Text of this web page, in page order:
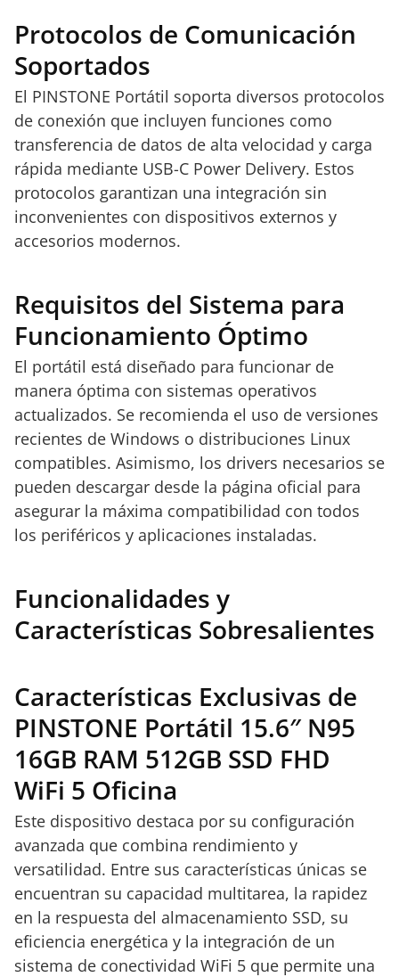
Protocolos de Comunicación
Soportados
El PINSTONE Portátil soporta diversos protocolos
de conexión que incluyen funciones como
transferencia de datos de alta velocidad y carga
rápida mediante USB-C Power Delivery. Estos
protocolos garantizan una integración sin
inconvenientes con dispositivos externos y
accesorios modernos.
Requisitos del Sistema para
Funcionamiento Óptimo
El portátil está diseñado para funcionar de
manera óptima con sistemas operativos
actualizados. Se recomienda el uso de versiones
recientes de Windows o distribuciones Linux
compatibles. Asimismo, los drivers necesarios se
pueden descargar desde la página oficial para
asegurar la máxima compatibilidad con todos
los periféricos y aplicaciones instaladas.
Funcionalidades y
Características Sobresalientes
Características Exclusivas de
PINSTONE Portátil 15.6″ N95
16GB RAM 512GB SSD FHD
WiFi 5 Oficina
Este dispositivo destaca por su configuración
avanzada que combina rendimiento y
versatilidad. Entre sus características únicas se
encuentran su capacidad multitarea, la rapidez
en la respuesta del almacenamiento SSD, su
eficiencia energética y la integración de un
sistema de conectividad WiFi 5 que permite una